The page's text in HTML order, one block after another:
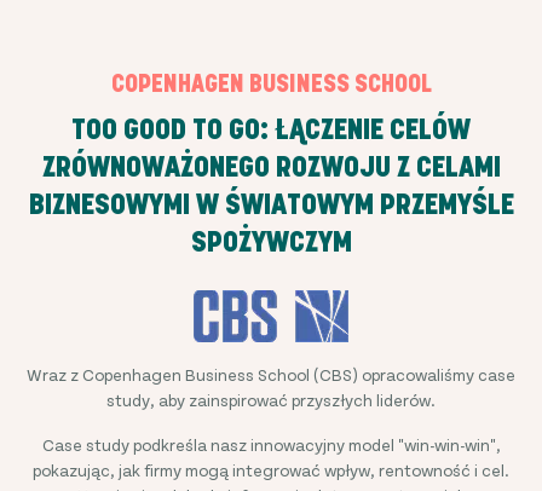
COPENHAGEN BUSINESS SCHOOL
TOO GOOD TO GO: ŁĄCZENIE CELÓW
ZRÓWNOWAŻONEGO ROZWOJU Z CELAMI
BIZNESOWYMI W ŚWIATOWYM PRZEMYŚLE
SPOŻYWCZYM
Wraz z Copenhagen Business School (CBS) opracowaliśmy case
study, aby zainspirować przyszłych liderów.
Case study podkreśla nasz innowacyjny model "win-win-win",
pokazując, jak firmy mogą integrować wpływ, rentowność i cel.